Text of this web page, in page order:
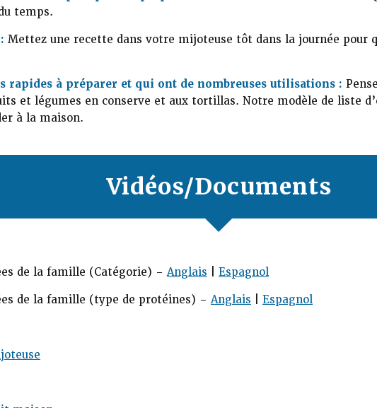
temps.
Mettez une recette dans votre mijoteuse tôt dans la journée pour
rapides à préparer et qui ont de nombreuses utilisations :
et légumes en conserve et aux tortillas. Notre modèle de liste
à la maison.
Vidéos/Documents
de la famille (Catégorie) –Anglais
Espagnol
de la famille (type de protéines) –Anglais
Espagnol